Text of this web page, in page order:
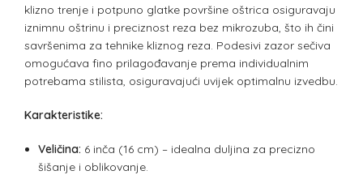
klizno trenje i potpuno glatke površine oštrica osiguravaju
iznimnu oštrinu i preciznost reza bez mikrozuba, što ih čini
savršenima za tehnike kliznog reza. Podesivi zazor sečiva
omogućava fino prilagođavanje prema individualnim
potrebama stilista, osiguravajući uvijek optimalnu izvedbu.
Karakteristike:
Veličina: 6 inča (16 cm) – idealna duljina za precizno
šišanje i oblikovanje.